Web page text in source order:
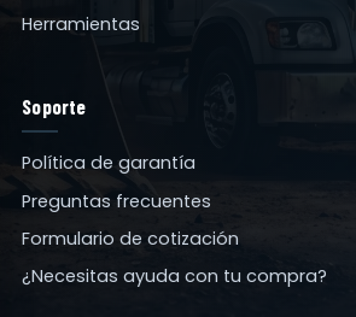
Herramientas
Soporte
Política de garantía
Preguntas frecuentes
Formulario de cotización
¿Necesitas ayuda con tu compra?